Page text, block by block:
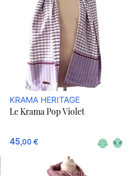
KRAMA HERITAGE
Le Krama Pop Violet
45,00 €